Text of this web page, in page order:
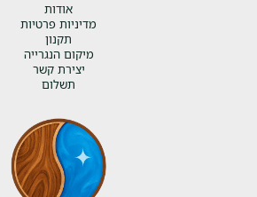
אודות
מדיניות פרטיות
תקנון
מיקום הנגרייה
יצירת קשר
תשלום